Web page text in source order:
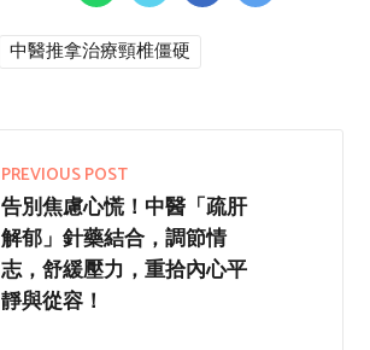
中醫推拿治療頸椎僵硬
PREVIOUS POST
告別焦慮心慌！中醫「疏肝
解郁」針藥結合，調節情
志，舒緩壓力，重拾內心平
靜與從容！